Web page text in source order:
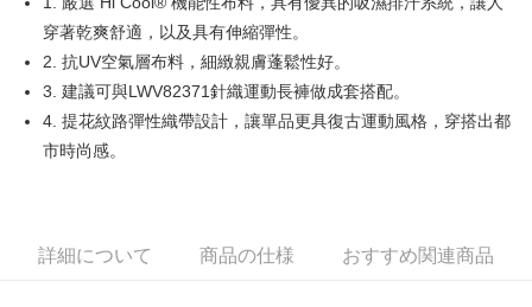
OP Pay Later
説明
【OP Pay Later 使用説明】
1. 本サービスは台湾大哥大によって提供され、台湾大哥大のユーザーは追
加の申請なしで即時に利用可能です。
2. 支払い方法で「OP Pay Later」を選択すると、注文が成立した後に自動
4. 注文成立後30分以内に確認取引を行わない場合や審査が通過しない場
AFTEE代金後払い
説明
一、 AFTEE代金後払いについて
す。
全家取貨付款
穿著乾爽舒適，以及具有伸縮彈性。
2. 抗UV空氣層布料，細緻親膚蓬鬆性好。
3. 建議可與LWV82371針織運動長褲做成套搭配。
4. 提花紋路彈性織帶設計，讓單品更具復古運動風格，穿搭出都
市時尚感。
詳細について 商品の仕様 おすすめ関連商品